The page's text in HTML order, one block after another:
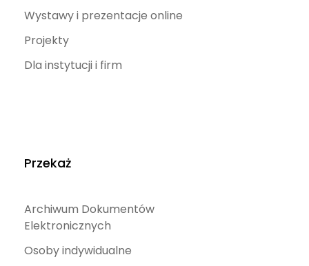
Wystawy i prezentacje online
Projekty
Dla instytucji i firm
Przekaż
Archiwum Dokumentów
Elektronicznych
Osoby indywidualne